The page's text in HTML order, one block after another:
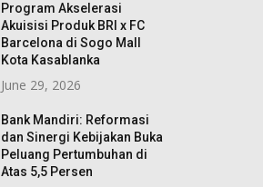
Program Akselerasi
Akuisisi Produk BRI x FC
Barcelona di Sogo Mall
Kota Kasablanka
June 29, 2026
Bank Mandiri: Reformasi
dan Sinergi Kebijakan Buka
Peluang Pertumbuhan di
Atas 5,5 Persen